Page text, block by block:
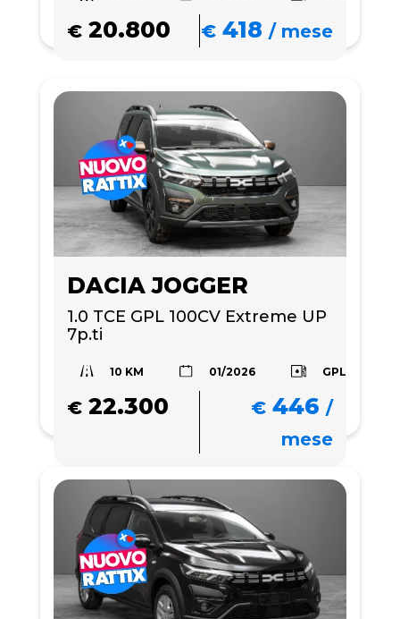
€ 20.800 € 418 /mese
DACIA JOGGER
1.0 TCE GPL 100CV Extreme UP
7p.ti
10 KM 01/2026 GPL
€ 22.300 € 446 /
mese